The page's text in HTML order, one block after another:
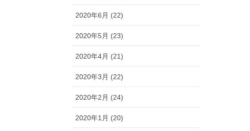
2020年6月 (22)
2020年5月 (23)
2020年4月 (21)
2020年3月 (22)
2020年2月 (24)
2020年1月 (20)